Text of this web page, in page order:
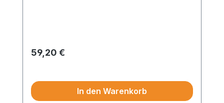
Regulärer Preis:
59,20 €
In den Warenkorb